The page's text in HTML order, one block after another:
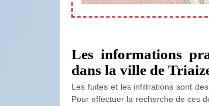
Les informations
dans la ville de
Les fuites et les infiltrations sont
Pour effectuer la recherche de ces